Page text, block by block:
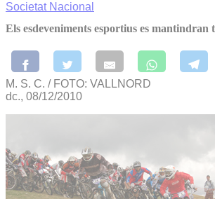
Societat Nacional
Els esdeveniments esportius es mantindran
M. S. C. / FOTO: VALLNORD
dc., 08/12/2010